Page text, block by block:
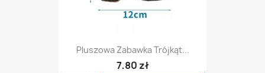
Pluszowa Zabawka Trójkąt...
7,80 zł